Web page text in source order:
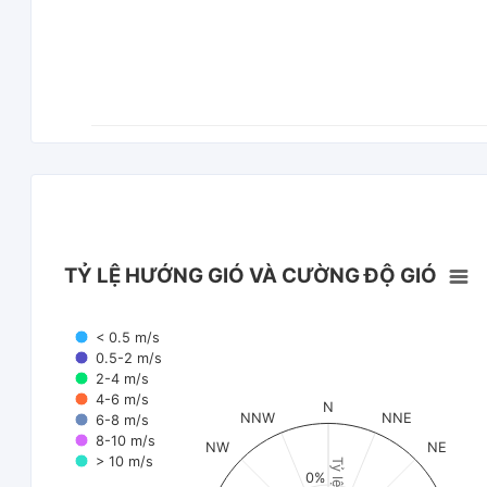
TỶ LỆ HƯỚNG GIÓ VÀ CƯỜNG ĐỘ GIÓ
< 0.5 m/s
0.5-2 m/s
2-4 m/s
4-6 m/s
6-8 m/s
8-10 m/s
> 10 m/s
N
NNE
NE
NW
NNW
0%